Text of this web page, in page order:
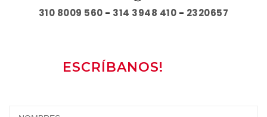
310 8009 560 - 314 3948 410 - 2320657
ESCRÍBANOS!